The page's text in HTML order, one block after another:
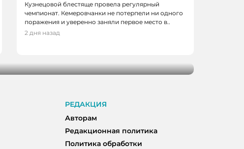
Кузнецовой блестяще провела регулярный
чемпионат. Кемеровчанки не потерпели ни одного
поражения и уверенно заняли первое место в..
2 дня назад
КЕМЕРОВО, НОВОСТИ
РЕДАКЦИЯ
Авторам
Редакционная политика
Политика обработки